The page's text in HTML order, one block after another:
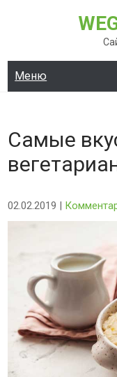
Меню
Самые
02.02.2019 |